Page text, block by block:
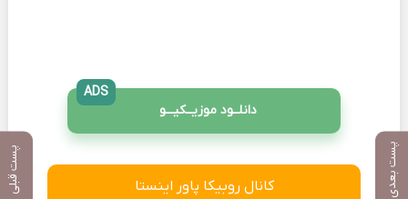
پست بعدی پست قبلی
دانلــود موزیــکیـــو
ADS
کانال روبیکا پاور اینستا